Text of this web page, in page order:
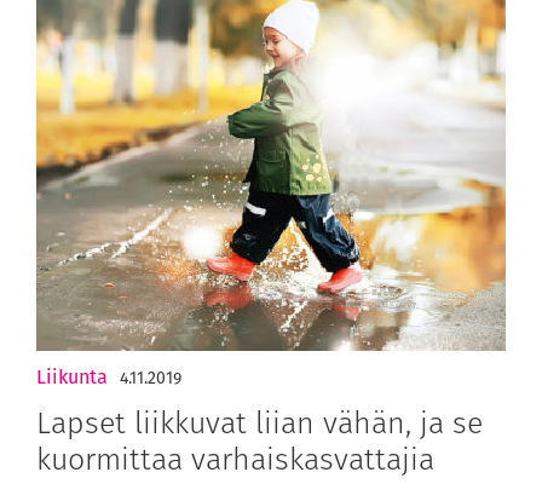
Liikunta 4.11.2019
Lapset liikkuvat liian vähän, ja se
kuormittaa varhaiskasvattajia